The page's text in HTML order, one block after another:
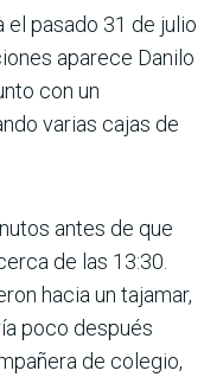
el pasado 31 de julio
aparece Danilo
con un
varias cajas de
antes de que
de las 13:30.
hacia un tajamar,
poco después
de colegio,